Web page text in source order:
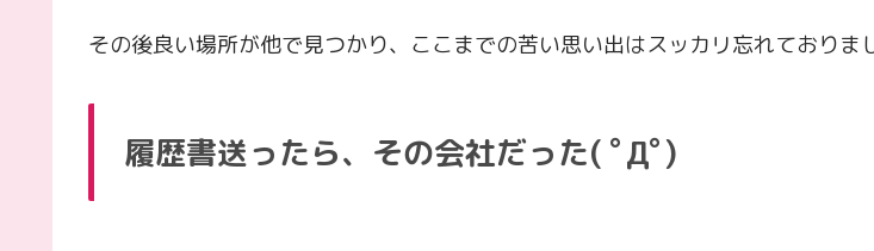
その後良い場所が他で見つかり、ここまでの苦い思い出はスッカリ忘れておりま
履歴書送ったら、その会社だった( ﾟДﾟ)